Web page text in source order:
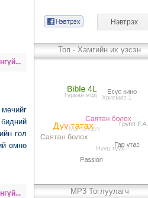
гол
өмнө
Топ - Хамгийн их үзсэн
MP3 Тоглуулагч